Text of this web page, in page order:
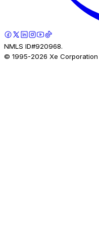
NMLS ID#920968.
© 1995-2026 Xe Corporation